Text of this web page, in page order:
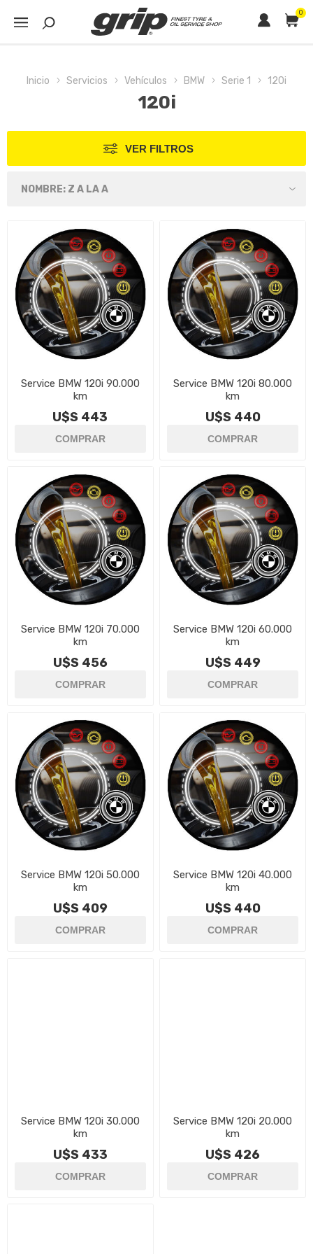
0
Inicio Servicios Vehículos BMW Serie 1 120i
120i
VER FILTROS
Service BMW 120i 90.000
km
U$S 443
Service BMW 120i 80.000
km
U$S 440
Service BMW 120i 70.000
km
U$S 456
Service BMW 120i 60.000
km
U$S 449
Service BMW 120i 50.000
km
U$S 409
Service BMW 120i 40.000
km
U$S 440
Service BMW 120i 30.000
km
U$S 433
Service BMW 120i 20.000
km
U$S 426